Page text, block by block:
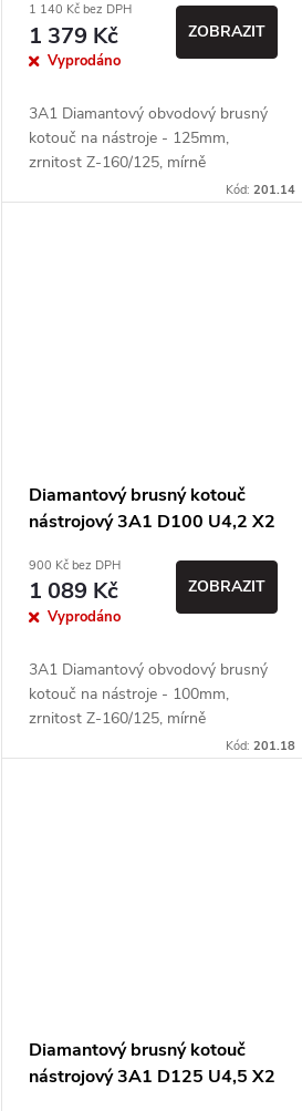
t
jakost
1 140 Kč bez DPH
1 379 Kč
Vyprodáno
ZOBRAZIT
3A1 Diamantový obvodový brusný
kotouč na nástroje - 125mm,
zrnitost Z-160/125, mírně
Kód:201.14
Diamantový brusný kotouč
nástrojový 3A1 D100 U4,2 X2
jakost
900 Kč bez DPH
1 089 Kč
Vyprodáno
ZOBRAZIT
3A1 Diamantový obvodový brusný
kotouč na nástroje - 100mm,
zrnitost Z-160/125, mírně
Kód:201.18
Diamantový brusný kotouč
nástrojový 3A1 D125 U4,5 X2